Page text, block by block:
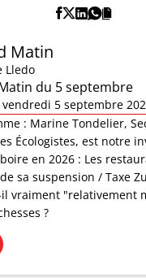
Matin
Lledo
du 5 septembre
5 septembre
: Marine Tondelier,
Écologistes, est notre
en 2026 : Les
sa suspension / Taxe
vraiment "relativement
?